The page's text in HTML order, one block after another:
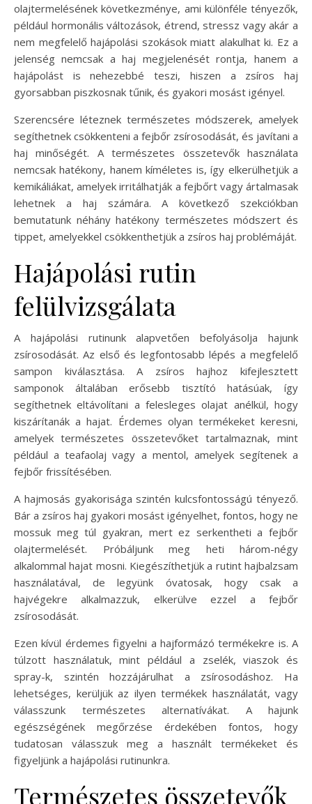
olajtermelésének következménye, ami különféle tényezők,
például hormonális változások, étrend, stressz vagy akár a
nem megfelelő hajápolási szokások miatt alakulhat ki. Ez a
jelenség nemcsak a haj megjelenését rontja, hanem a
hajápolást is nehezebbé teszi, hiszen a zsíros haj
gyorsabban piszkosnak tűnik, és gyakori mosást igényel.
Szerencsére léteznek természetes módszerek, amelyek
segíthetnek csökkenteni a fejbőr zsírosodását, és javítani a
haj minőségét. A természetes összetevők használata
nemcsak hatékony, hanem kíméletes is, így elkerülhetjük a
kemikáliákat, amelyek irritálhatják a fejbőrt vagy ártalmasak
lehetnek a haj számára. A következő szekciókban
bemutatunk néhány hatékony természetes módszert és
tippet, amelyekkel csökkenthetjük a zsíros haj problémáját.
Hajápolási rutin
felülvizsgálata
A hajápolási rutinunk alapvetően befolyásolja hajunk
zsírosodását. Az első és legfontosabb lépés a megfelelő
sampon kiválasztása. A zsíros hajhoz kifejlesztett
samponok általában erősebb tisztító hatásúak, így
segíthetnek eltávolítani a felesleges olajat anélkül, hogy
kiszárítanák a hajat. Érdemes olyan termékeket keresni,
amelyek természetes összetevőket tartalmaznak, mint
például a teafaolaj vagy a mentol, amelyek segítenek a
fejbőr frissítésében.
A hajmosás gyakorisága szintén kulcsfontosságú tényező.
Bár a zsíros haj gyakori mosást igényelhet, fontos, hogy ne
mossuk meg túl gyakran, mert ez serkentheti a fejbőr
olajtermelését. Próbáljunk meg heti három-négy
alkalommal hajat mosni. Kiegészíthetjük a rutint hajbalzsam
használatával, de legyünk óvatosak, hogy csak a
hajvégekre alkalmazzuk, elkerülve ezzel a fejbőr
zsírosodását.
Ezen kívül érdemes figyelni a hajformázó termékekre is. A
túlzott használatuk, mint például a zselék, viaszok és
spray-k, szintén hozzájárulhat a zsírosodáshoz. Ha
lehetséges, kerüljük az ilyen termékek használatát, vagy
válasszunk természetes alternatívákat. A hajunk
egészségének megőrzése érdekében fontos, hogy
tudatosan válasszuk meg a használt termékeket és
figyeljünk a hajápolási rutinunkra.
Természetes összetevők